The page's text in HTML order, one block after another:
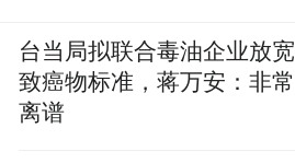
台当局拟联合毒油企业放宽
致癌物标准，蒋万安：非常
离谱